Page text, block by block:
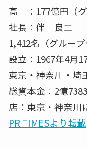
56.4％で、今回調
入れてみたい」が
は、「故人の魂が
る」や「故人にも
寧に期待を寄せる
部を中心とした「
託せる人がいない
事情の受け皿とし